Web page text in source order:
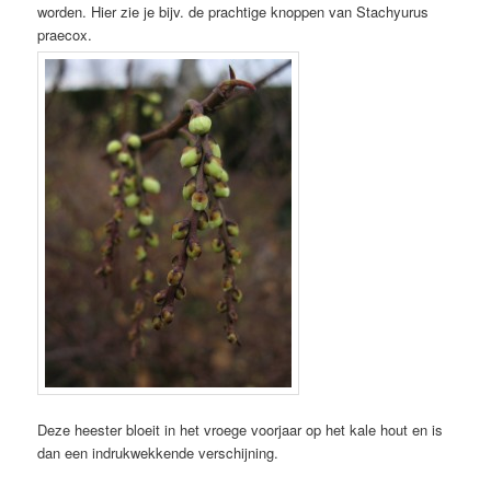
worden. Hier zie je bijv. de prachtige knoppen van Stachyurus
praecox.
Deze heester bloeit in het vroege voorjaar op het kale hout en is
dan een indrukwekkende verschijning.